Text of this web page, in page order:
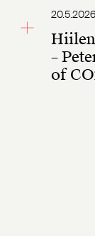
20.5.2026
–
of